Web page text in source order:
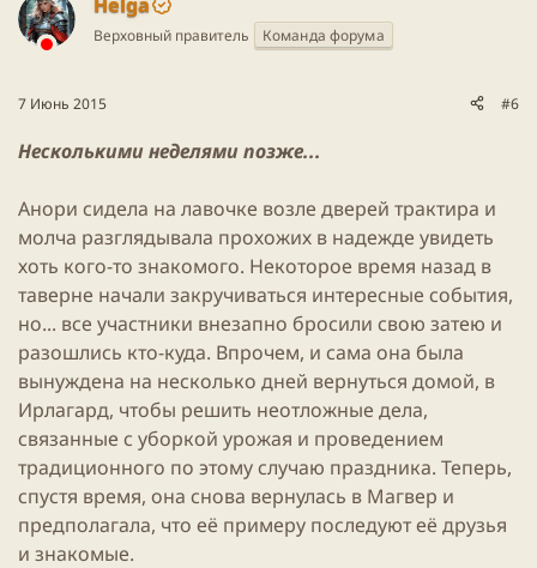
Верховный правитель Команда форума
7 Июнь 2015 #6
Несколькими неделями позже...
Анори сидела на лавочке возле дверей трактира и
молча разглядывала прохожих в надежде увидеть
хоть кого-то знакомого. Некоторое время назад в
таверне начали закручиваться интересные события,
но... все участники внезапно бросили свою затею и
разошлись кто-куда. Впрочем, и сама она была
вынуждена на несколько дней вернуться домой, в
Ирлагард, чтобы решить неотложные дела,
связанные с уборкой урожая и проведением
традиционного по этому случаю праздника. Теперь,
спустя время, она снова вернулась в Магвер и
предполагала, что её примеру последуют её друзья
и знакомые.